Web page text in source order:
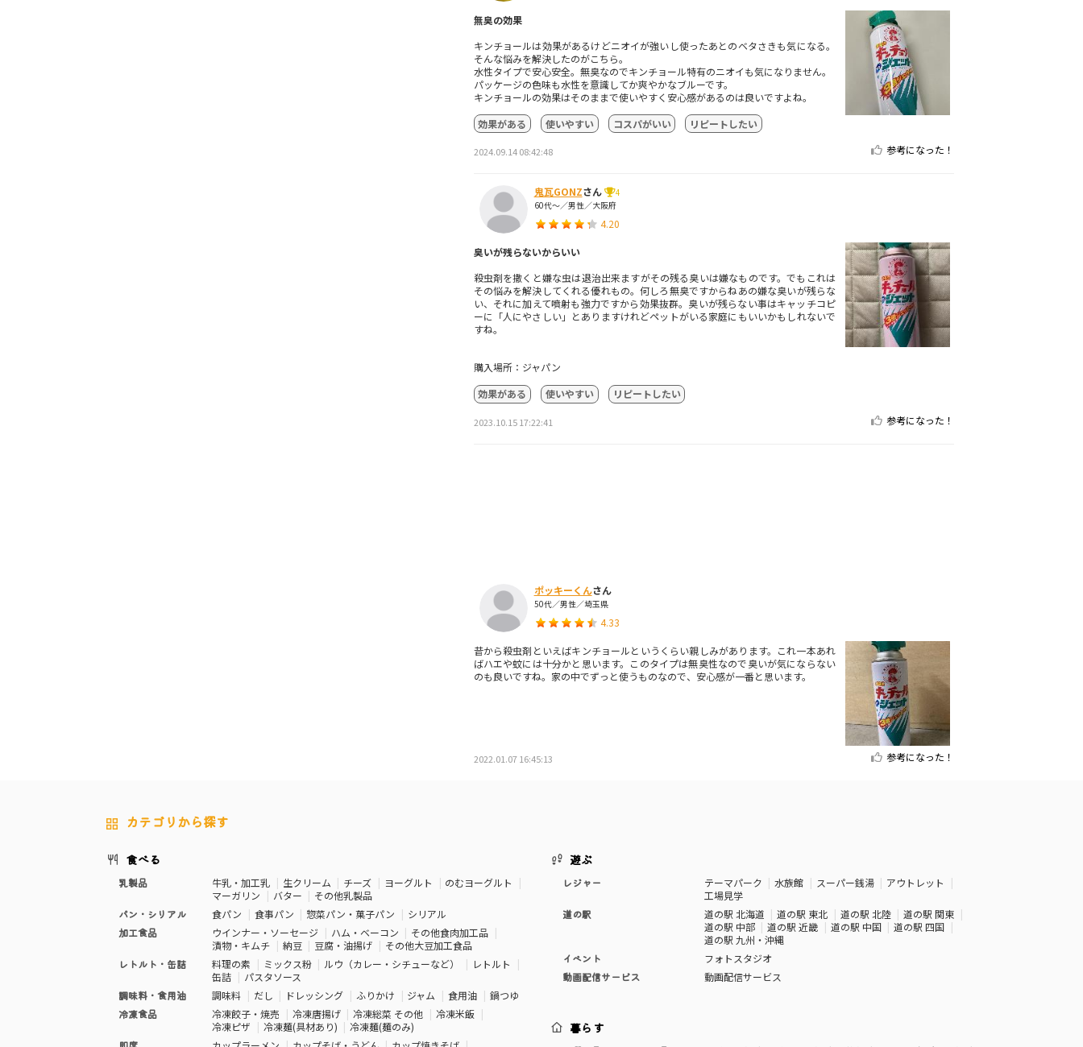
無臭の効果
キンチョールは効果があるけどニオイが強いし使ったあとのベタさきも気になる。
そんな悩みを解決したのがこちら。
水性タイプで安心安全。無臭なのでキンチョール特有のニオイも気になりません。
パッケージの色味も水性を意識してか爽やかなブルーです。
キンチョールの効果はそのままで使いやすく安心感があるのは良いですよね。
効果がある
使いやすい コスパがいい リピートしたい
2024.09.14 08:42:48 参考になった！
鬼瓦GONZさん
4
60代～／男性／大阪府
4.20
臭いが残らないからいい
殺虫剤を撒くと嫌な虫は退治出来ますがその残る臭いは嫌なものです。でもこれは
その悩みを解決してくれる優れもの。何しろ無臭ですからねあの嫌な臭いが残らな
い、それに加えて噴射も強力ですから効果抜群。臭いが残らない事はキャッチコピ
ーに「人にやさしい」とありますけれどペットがいる家庭にもいいかもしれないで
すね。
購入場所：ジャパン
効果がある
使いやすい リピートしたい
2023.10.15 17:22:41 参考になった！
ポッキーくんさん
50代／男性／埼玉県
4.33
昔から殺虫剤といえばキンチョールというくらい親しみがあります。これ一本あれ
ばハエや蚊には十分かと思います。このタイプは無臭性なので臭いが気にならない
のも良いですね。家の中でずっと使うものなので、安心感が一番と思います。
2022.01.07 16:45:13 参考になった！
カテゴリから探す
食べる
乳製品 牛乳・加工乳 生クリーム チーズ ヨーグルト
のむヨーグルト
マーガリン
バター
その他乳製品
パン・シリアル
食パン 食事パン 惣菜パン・菓子パン
シリアル
加工食品
ウインナー・ソーセージ ハム・ベーコン
その他食肉加工品
漬物・キムチ
納豆 豆腐・油揚げ
その他大豆加工食品
レトルト・缶詰
料理の素 ミックス粉 ルウ（カレー・シチューなど）
レトルト
缶詰
パスタソース
調味料・食用油
調味料 だし ドレッシング ふりかけ ジャム 食用油
鍋つゆ
冷凍食品
冷凍餃子・焼売 冷凍唐揚げ 冷凍総菜 その他
冷凍米飯
冷凍ピザ
冷凍麺(具材あり)
冷凍麺(麺のみ)
遊ぶ
レジャー テーマパーク 水族館 スーパー銭湯
アウトレット
工場見学
道の駅
道の駅 北海道 道の駅 東北 道の駅 北陸
道の駅 関東
道の駅 中部
道の駅 近畿 道の駅 中国
道の駅 四国
道の駅 九州・沖縄
イベント
フォトスタジオ
動画配信サービス
動画配信サービス
暮らす